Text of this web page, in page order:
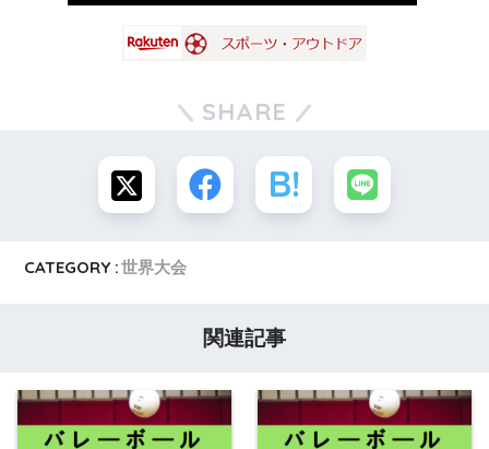
SHARE
CATEGORY :世界大会
関連記事